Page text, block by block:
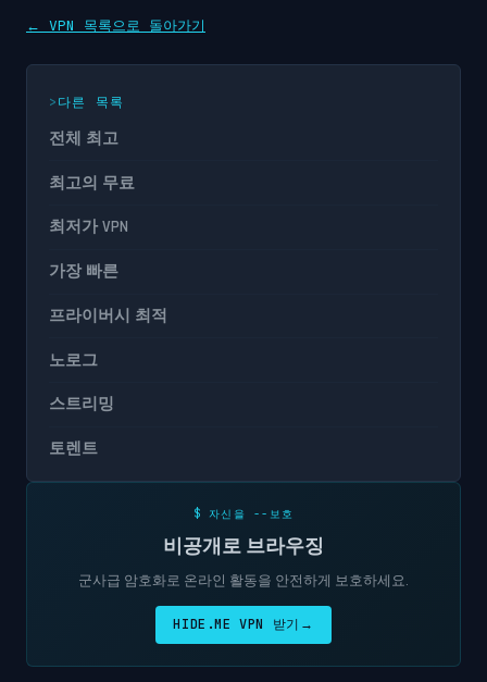
← VPN 목록으로 돌아가기
다른 목록
전체 최고
최고의 무료
최저가 VPN
가장 빠른
프라이버시 최적
노로그
스트리밍
토렌트
$ 자신을 --보호
비공개로 브라우징
군사급 암호화로 온라인 활동을 안전하게 보호하세요.
HIDE.ME VPN 받기 →